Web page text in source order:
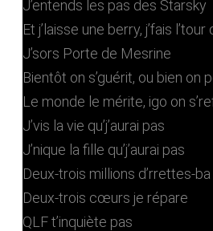
J’entends les pas des Starsky
Et j’laisse une berry, j’fais l’tour
J’sors Porte de Mesrine
Bientôt on s’guérit, ou bien on
Le monde le mérite, igo on
J’vis la vie qu’j’aurai pas
J’nique la fille qu’j’aurai pas
Deux-trois millions d’rrettes-ba
Deux-trois cœurs je répare
QLF t’inquiète pas